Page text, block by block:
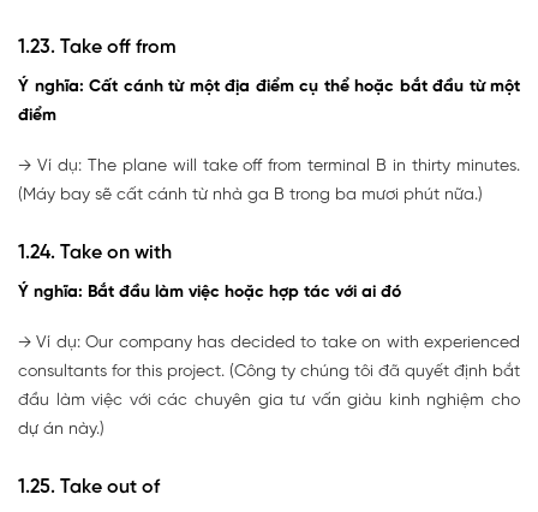
1.23. Take off from
Ý nghĩa: Cất cánh từ một địa điểm cụ thể hoặc bắt đầu từ một
điểm
→ Ví dụ: The plane will take off from terminal B in thirty minutes.
(Máy bay sẽ cất cánh từ nhà ga B trong ba mươi phút nữa.)
1.24. Take on with
Ý nghĩa: Bắt đầu làm việc hoặc hợp tác với ai đó
→ Ví dụ: Our company has decided to take on with experienced
consultants for this project. (Công ty chúng tôi đã quyết định bắt
đầu làm việc với các chuyên gia tư vấn giàu kinh nghiệm cho
dự án này.)
1.25. Take out of